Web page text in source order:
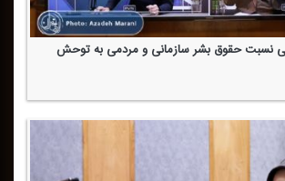
نسبت حقوق بشر سازمانی و مردمی به توحش